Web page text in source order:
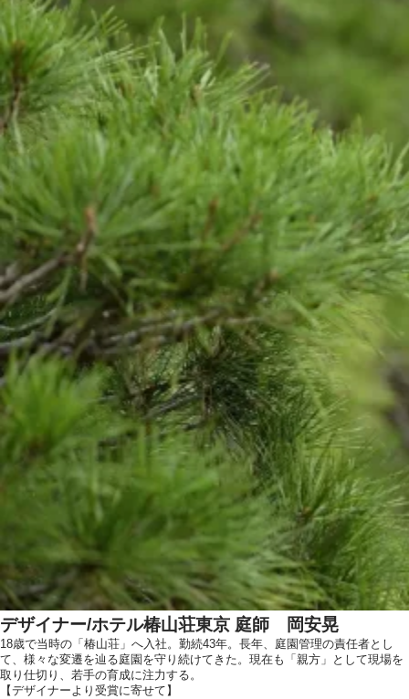
デザイナー/ホテル椿山荘東京 庭師 岡安晃
18歳で当時の「椿山荘」へ入社。勤続43年。長年、庭園管理の責任者とし
て、様々な変遷を辿る庭園を守り続けてきた。現在も「親方」として現場を
取り仕切り、若手の育成に注力する。
【デザイナーより受賞に寄せて】